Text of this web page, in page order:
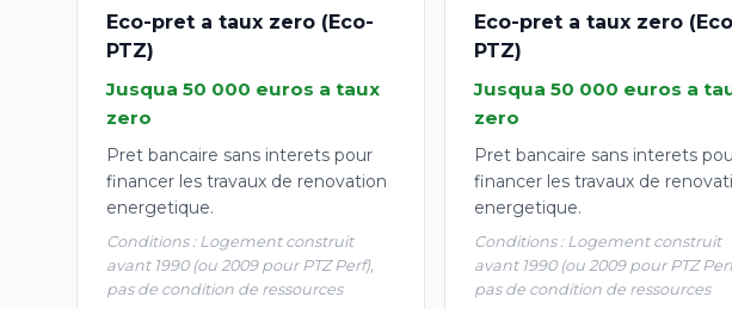
Eco-pret a taux zero (Eco-
PTZ)
Jusqua 50 000 euros a taux
zero
Pret bancaire sans interets pour
financer les travaux de renovation
energetique.
Conditions : Logement construit
avant 1990 (ou 2009 pour PTZ Perf),
pas de condition de ressources
Eco-pret a taux zero
PTZ)
Jusqua 50 000 euros a
zero
Pret bancaire sans interets
financer les travaux de
energetique.
Conditions : Logement construit
avant 1990 (ou 2009 pour PTZ
pas de condition de ressources